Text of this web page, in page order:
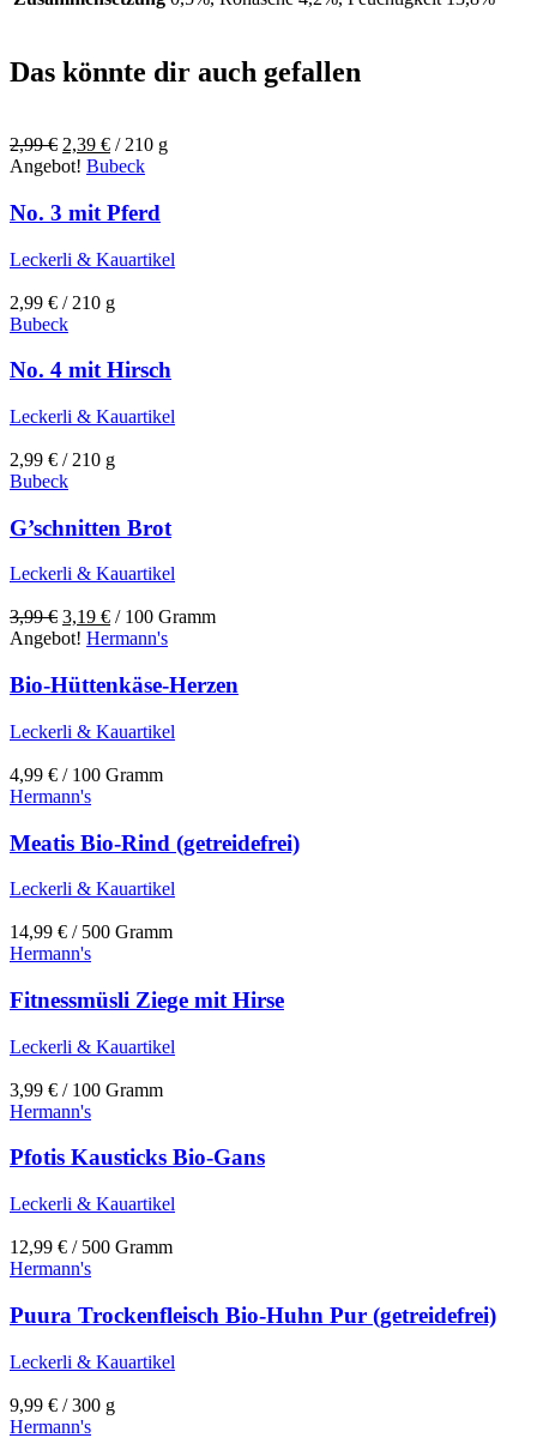
Das könnte dir auch gefallen
2,99€ Ursprünglicher
Preis
2,99 €
2,39 €Aktueller
Preis
2,39 €.
/ 210 g
Angebot! Bubeck
No. 3 mit Pferd
Leckerli & Kauartikel
2,99 € / 210 g
Bubeck
No. 4 mit Hirsch
Leckerli & Kauartikel
2,99 € / 210 g
Bubeck
G’schnitten Brot
Leckerli & Kauartikel
3,99€ Ursprünglicher
Preis
3,99 €
3,19 €Aktueller
Preis
3,19 €.
/ 100 Gramm
Angebot! Hermann's
Bio-Hüttenkäse-Herzen
Leckerli & Kauartikel
4,99 € / 100 Gramm
Hermann's
Meatis Bio-Rind (getreidefrei)
Leckerli & Kauartikel
14,99 € / 500 Gramm
Hermann's
Fitnessmüsli Ziege mit Hirse
Leckerli & Kauartikel
3,99 € / 100 Gramm
Hermann's
Pfotis Kausticks Bio-Gans
Leckerli & Kauartikel
12,99 € / 500 Gramm
Hermann's
Puura Trockenfleisch Bio-Huhn Pur (getreidefrei)
Leckerli & Kauartikel
9,99 € / 300 g
Hermann's